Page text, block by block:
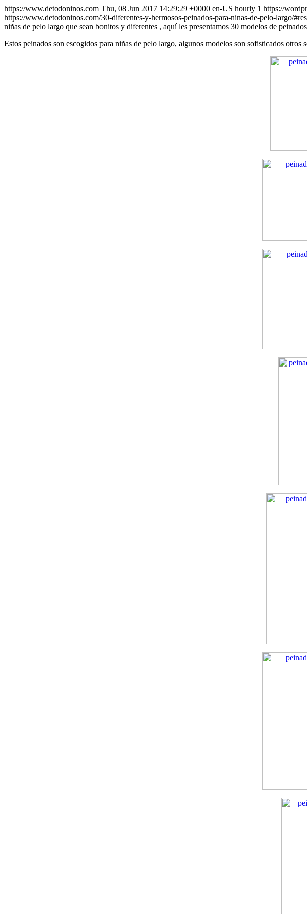
https://www.detodoninos.com Thu, 08 Jun 2017 14:29:29 +0000 en-US hourly 1 https://
https://www.detodoninos.com/30-diferentes-y-hermosos-peinados-para-ninas-de-pelo-largo/
niñas de pelo largo que sean bonitos y diferentes , aquí les presentamos 30 modelos de
Estos peinados son escogidos para niñas de pelo largo, algunos modelos son sofisticados